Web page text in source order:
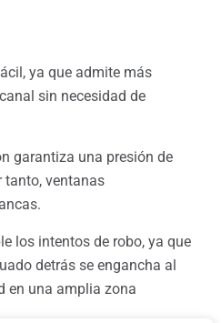
ya que admite más
sin necesidad de
garantiza una presión de
tanto, ventanas
los intentos de robo, ya que
detrás se engancha al
en una amplia zona